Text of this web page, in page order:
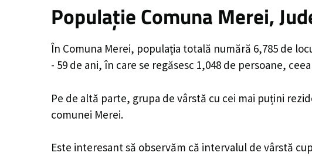
Populație Comuna Merei,
În Comuna Merei, populația totală numără 6,785 de
- 59 de ani, în care se regăsesc 1,048 de persoane,
Pe de altă parte, grupa de vârstă cu cei mai puțini
comunei Merei.
Este interesant să observăm că intervalul de vârstă